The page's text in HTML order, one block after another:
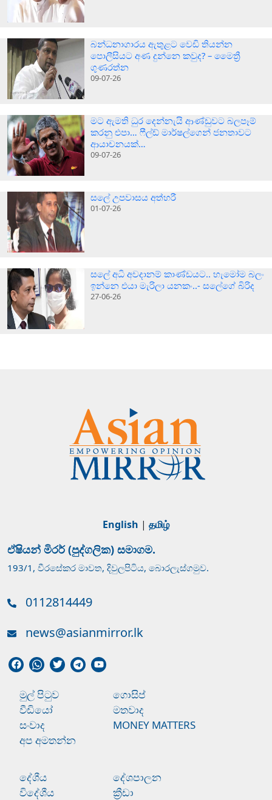
බන්ධනාගාරය ඇතුළට වෙඩි තියන්න
පොලීසියට අණ දුන්නෙ කවුද? – මෛත්‍රී
ගුණරත්න
09-07-26
මට ඇමති ධුර දෙන්නැයි ආණ්ඩුවට බලපෑම්
කරනු එපා… ෆීල්ඩ් මාර්ෂල්ගෙන් ජනතාවට
ආයාචනයක්…
09-07-26
සලේ උපවාසය අත්හරී
01-07-26
සලේ අධි අවදානම් කාණ්ඩයට.. හැමෝම බලං
ඉන්නෙ එයා මැරිලා යනකං..- සලේගේ බිරිද
27-06-26
English | தமிழ்
ඒෂියන් මිරර් (පුද්ගලික) සමාගම.
193/1, වීරසේකර මාවත, දිවුලපිටිය, බොරලැස්ගමුව.
0112814449
news@asianmirror.lk
මුල් පිටුව
ගොසිප්
වීඩියෝ
මතවාද
සංවාද
MONEY MATTERS
අප අමතන්න
දේශීය
දේශපාලන
විදේශීය
ක්‍රීඩා